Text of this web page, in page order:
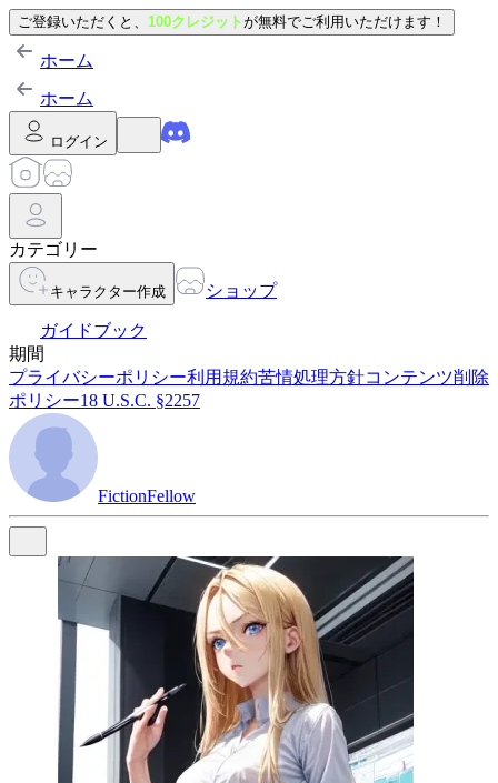
ご登録いただくと、 100クレジットが無料でご利用いただけます！
ホーム
ホーム
ログイン
カテゴリー
キャラクター作成 ショップ
ガイドブック
期間
プライバシーポリシー利用規約苦情処理方針コンテンツ削除
ポリシー18 U.S.C. §2257
FictionFellow